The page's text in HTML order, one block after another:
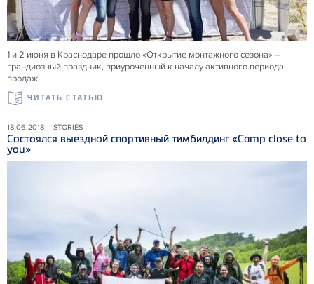
1 и 2 июня в Краснодаре прошло «Открытие монтажного сезона» –
грандиозный праздник, приуроченный к началу активного периода
продаж!
ЧИТАТЬ СТАТЬЮ
18.06.2018 – STORIES
Состоялся выездной спортивный тимбилдинг «Camp close to
you»